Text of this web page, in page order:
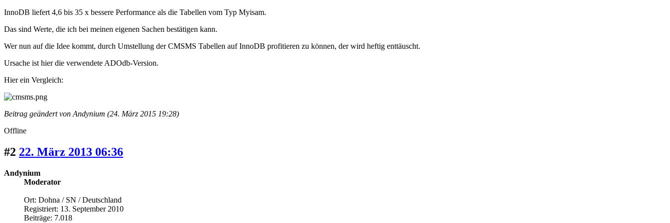
InnoDB liefert 4,6 bis 35 x bessere Performance als die Tabellen vom Typ Myisam.
Das sind Werte, die ich bei meinen eigenen Sachen bestätigen kann.
Wer nun auf die Idee kommt, durch Umstellung der CMSMS Tabellen auf InnoDB profitieren zu können, der wird heftig enttäuscht.
Ursache ist hier die verwendete ADOdb-Version.
Hier ein Vergleich:
Beitrag geändert von Andynium (24. März 2015 19:28)
Offline
#2 22. März 2013 06:36
Andynium
Moderator
Ort: Dohna / SN / Deutschland
Registriert: 13. September 2010
Beiträge: 7.018